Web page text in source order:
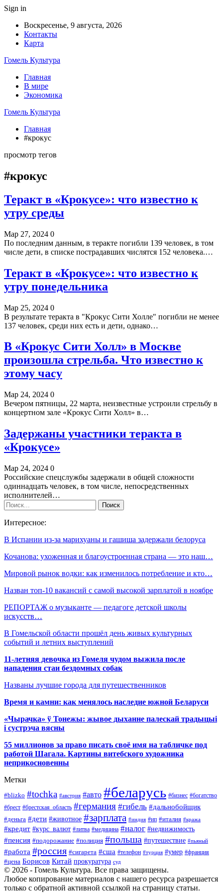
Sign in
Воскресенье, 9 августа, 2026
Контакты
Карта
Гомель Культура
Главная
В мире
Экономика
Гомель Культура
Главная
#крокус
просмотр тегов
#крокус
Теракт в «Крокусе»: что известно к
утру среды
Мар 27, 2024 0
По последним данным, в теракте погибли 139 человек, в том
числе дети, в списке пострадавших числятся 152 человека.…
Теракт в «Крокусе»: что известно к
утру понедельника
Мар 25, 2024 0
В результате теракта в "Крокус Сити Холле" погибли не менее
137 человек, среди них есть и дети, однако…
В «Крокус Сити Холл» в Москве
произошла стрельба. Что известно к
этому часу
Мар 24, 2024 0
Вечером пятницы, 22 марта, неизвестные устроили стрельбу в
концертном зале «Крокус Сити Холл» в…
Задержаны участники теракта в
«Крокусе»
Мар 24, 2024 0
Российские спецслужбы задержали в общей сложности
одиннадцать человек, в том числе, непосредственных
исполнителей…
Интересное:
В Испании из-за марихуаны и гашиша задержали белоруса
Кочанова: ухоженная и благоустроенная страна — это наш…
Мировой рынок водки: как изменилось потребление и кто…
Назван топ-10 вакансий с самой высокой зарплатой в ноябре
РЕПОРТАЖ о музыканте — педагоге детской школы
искусств…
В Гомельской области прошёл день живых культурных
событий и летних выступлений
11-летняя девочка из Гомеля чудом выжила после
нападения стаи бездомных собак
Названы лучшие города для путешественников
Время и камни: как менялось наследие южной Беларуси
«Чырачка» ў Тонежы: жывое дыханне палескай традыцыі
і сустрэча вясны
55 миллионов за право писать своё имя на табличке под
работой Шагала. Картины витебского художника
неприкосновенны
Метки
#blizko #tochka #австрия #авто #беларусь #бизнес #богатство
#брест #брестская_область #германия #гибель #дальнобойщик
#деньга #дети #животное #зарплата #индия #ип #италия #кража
#кредит #курс_валют #литва #медицина #налог #недвижимость
#пенсия #подорожание #полиция #польша #путешествие #пьяный
#работа #россия #сигарета #сша #телефон #турция #умер #франция
#цена Борисов Китай прокуратура суд
© 2026 - Гомель Культура. Все права защищены.
Любое копирование материалов с нашего ресурса разрешается
только с обратной активной ссылкой на страницу статьи.